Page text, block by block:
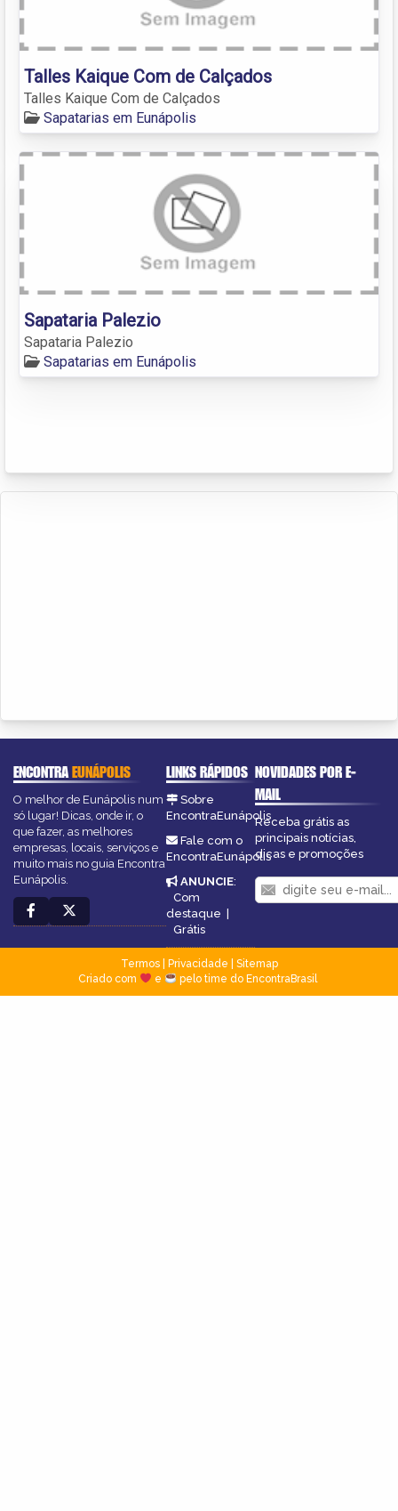
Talles Kaique Com de Calçados
Talles Kaique Com de Calçados
Sapatarias em Eunápolis
Sapataria Palezio
Sapataria Palezio
Sapatarias em Eunápolis
ENCONTRAEUNÁPOLIS
O melhor de Eunápolis num
só lugar! Dicas, onde ir, o
que fazer, as melhores
empresas, locais, serviços e
muito mais no guia Encontra
Eunápolis.
LINKS RÁPIDOS
Sobre
EncontraEunápolis
Fale com o
EncontraEunápolis
ANUNCIE:
Com
destaque |
Grátis
NOVIDADES POR E-
MAIL
Receba grátis as
principais notícias,
dicas e promoções
Termos| Privacidade
Sitemap
Criado com
e pelo time do EncontraBrasil